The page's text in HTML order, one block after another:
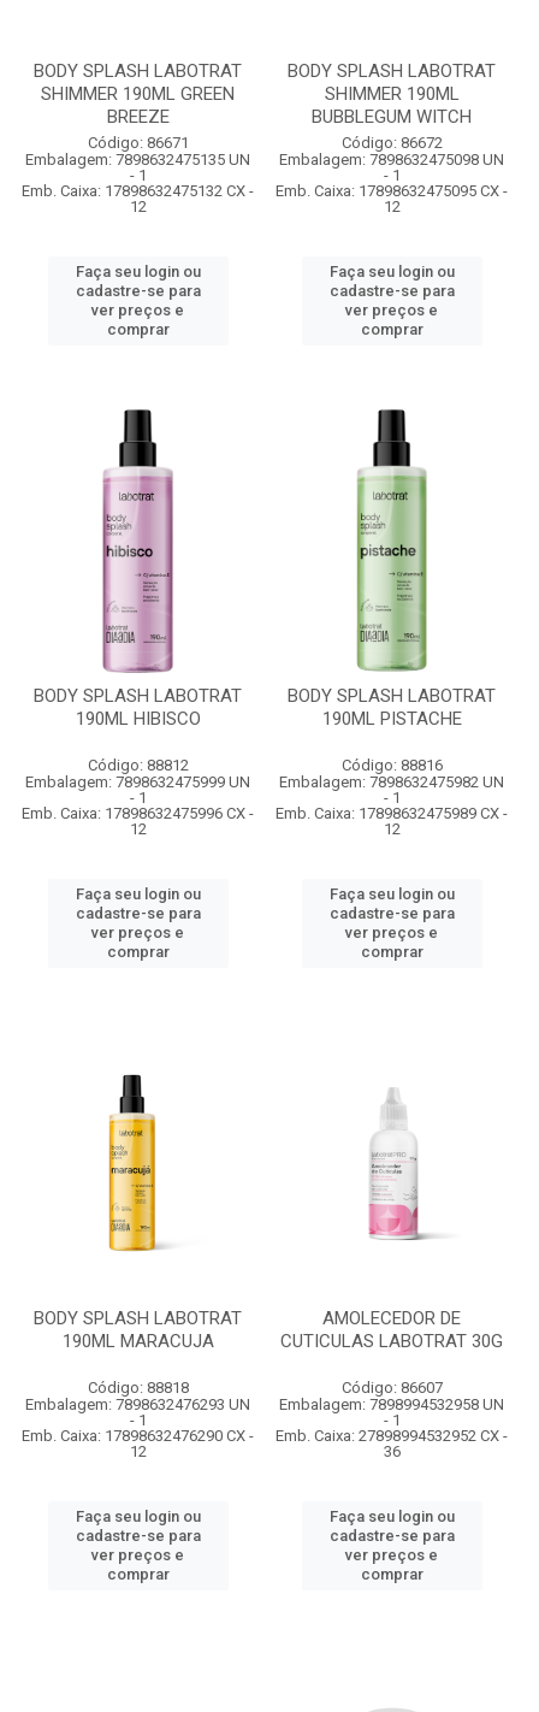
BODY SPLASH LABOTRAT
SHIMMER 190ML GREEN
BREEZE
Código: 86671
Embalagem: 7898632475135 UN
- 1
Emb. Caixa: 17898632475132 CX -
12
Faça seu login ou
cadastre-se para
ver preços e
comprar
BODY SPLASH LABOTRAT
SHIMMER 190ML
BUBBLEGUM WITCH
Código: 86672
Embalagem: 7898632475098 UN
- 1
Emb. Caixa: 17898632475095 CX -
12
Faça seu login ou
cadastre-se para
ver preços e
comprar
BODY SPLASH LABOTRAT
190ML HIBISCO
Código: 88812
Embalagem: 7898632475999 UN
- 1
Emb. Caixa: 17898632475996 CX -
12
Faça seu login ou
cadastre-se para
ver preços e
comprar
BODY SPLASH LABOTRAT
190ML PISTACHE
Código: 88816
Embalagem: 7898632475982 UN
- 1
Emb. Caixa: 17898632475989 CX -
12
Faça seu login ou
cadastre-se para
ver preços e
comprar
BODY SPLASH LABOTRAT
190ML MARACUJA
Código: 88818
Embalagem: 7898632476293 UN
- 1
Emb. Caixa: 17898632476290 CX -
12
Faça seu login ou
cadastre-se para
ver preços e
comprar
AMOLECEDOR DE
CUTICULAS LABOTRAT 30G
Código: 86607
Embalagem: 7898994532958 UN
- 1
Emb. Caixa: 27898994532952 CX -
36
Faça seu login ou
cadastre-se para
ver preços e
comprar